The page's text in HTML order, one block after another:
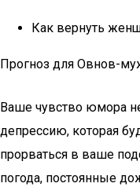
Как вернуть
Прогноз для Овнов-
Ваше чувство юмора
депрессию, которая
прорваться в ваше
погода, постоянные